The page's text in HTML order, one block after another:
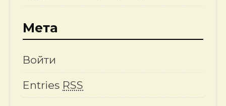
Мета
Войти
Entries RSS